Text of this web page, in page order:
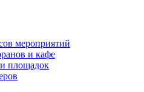
мероприятий
и кафе
площадок